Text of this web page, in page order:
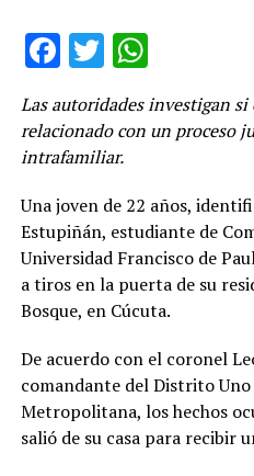
Facebook
Twitter
Las autoridades investigan
relacionado con un proceso
intrafamiliar.
Una joven de 22 años,
Estupiñán, estudiante de
Universidad Francisco de
a tiros en la puerta de su
Bosque, en Cúcuta.
De acuerdo con el coronel
comandante del Distrito
Metropolitana, los hechos
salió de su casa para recibir